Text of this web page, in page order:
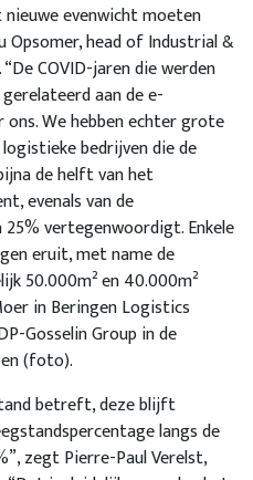
evenwicht moeten
Opsomer, head of Industrial &
COVID-jaren die werden
aan de e-
We hebben echter grote
bedrijven die de
de helft van het
evenals van de
vertegenwoordigt. Enkele
eruit, met name de
50.000m² en 40.000m²
in Beringen Logistics
Gosselin Group in de
(foto).
betreft, deze blijft
langs de
zegt Pierre-Paul Verelst,